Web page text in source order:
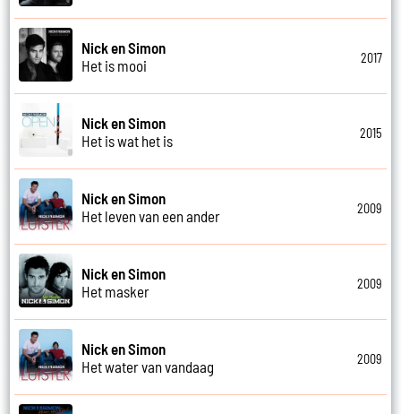
Nick en Simon
Het is mooi
2017
Nick en Simon
Het is wat het is
2015
Nick en Simon
Het leven van een ander
2009
Nick en Simon
Het masker
2009
Nick en Simon
Het water van vandaag
2009